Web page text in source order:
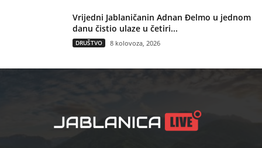
Vrijedni Jablaničanin Adnan Đelmo u jednom
danu čistio ulaze u četiri...
DRUŠTVO 8 kolovoza, 2026